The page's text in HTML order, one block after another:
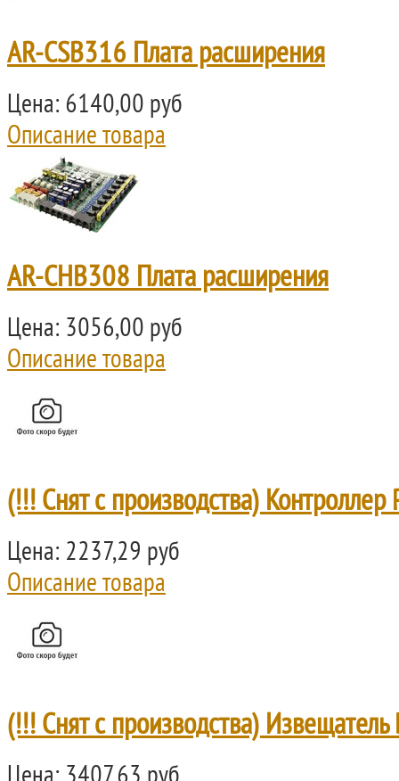
AR-CSB316 Плата расширения
Цена: 6140,00 руб
Описание товара
AR-CHB308 Плата расширения
Цена: 3056,00 руб
Описание товара
(!!! Снят с производства) Контроллер
Цена: 2237,29 руб
Описание товара
(!!! Снят с производства)